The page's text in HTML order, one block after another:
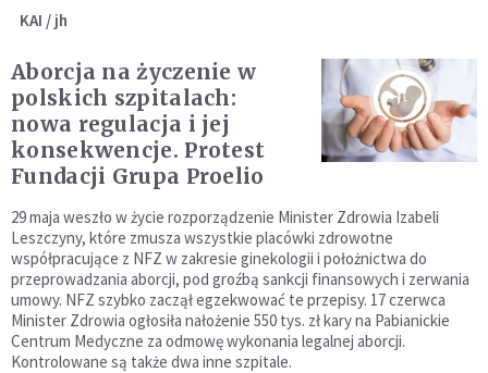
KAI / jh
Aborcja na życzenie w
polskich szpitalach:
nowa regulacja i jej
konsekwencje. Protest
Fundacji Grupa Proelio
29 maja weszło w życie rozporządzenie Minister Zdrowia Izabeli
Leszczyny, które zmusza wszystkie placówki zdrowotne
współpracujące z NFZ w zakresie ginekologii i położnictwa do
przeprowadzania aborcji, pod groźbą sankcji finansowych i zerwania
umowy. NFZ szybko zaczął egzekwować te przepisy. 17 czerwca
Minister Zdrowia ogłosiła nałożenie 550 tys. zł kary na Pabianickie
Centrum Medyczne za odmowę wykonania legalnej aborcji.
Kontrolowane są także dwa inne szpitale.